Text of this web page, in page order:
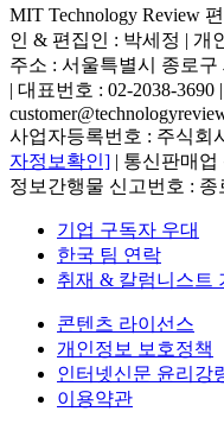
MIT Technology Review
인 & 편집인 : 박세정 | 개
주소 : 서울특별시 종로구
| 대표번호 : 02-2038-3690
사업자등록번호 : 주식회
자정보확인] | 통신판매업
정보간행물 신고번호 : 종
기업 구독자 우대
한국 팀 연락
취재 & 칼럼니스트
콘텐츠 라이선스
개인정보 보호정책
인터넷신문 윤리강
이용약관